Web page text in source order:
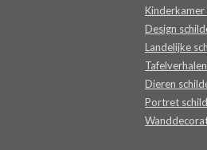
Kinderkamer
Design
Landelijke
Dieren
Portret